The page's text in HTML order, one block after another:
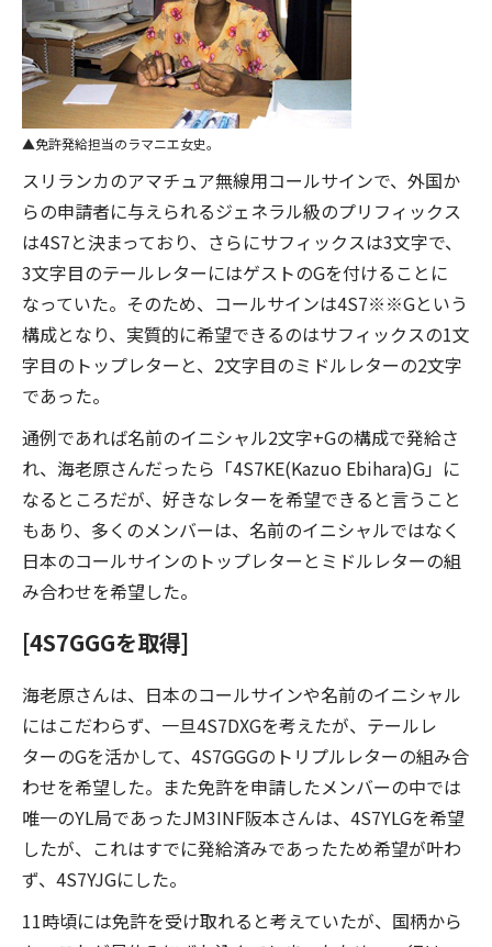
免許発給担当のラマニエ女史。
スリランカのアマチュア無線用コールサインで、外国か
らの申請者に与えられるジェネラル級のプリフィックス
は4S7と決まっており、さらにサフィックスは3文字で、
3文字目のテールレターにはゲストのGを付けることに
なっていた。そのため、コールサインは4S7※※Gという
構成となり、実質的に希望できるのはサフィックスの1文
字目のトップレターと、2文字目のミドルレターの2文字
であった。
通例であれば名前のイニシャル2文字+Gの構成で発給さ
れ、海老原さんだったら「4S7KE(Kazuo Ebihara)G」に
なるところだが、好きなレターを希望できると言うこと
もあり、多くのメンバーは、名前のイニシャルではなく
日本のコールサインのトップレターとミドルレターの組
み合わせを希望した。
[4S7GGGを取得]
海老原さんは、日本のコールサインや名前のイニシャル
にはこだわらず、一旦4S7DXGを考えたが、テールレ
ターのGを活かして、4S7GGGのトリプルレターの組み合
わせを希望した。また免許を申請したメンバーの中では
唯一のYL局であったJM3INF阪本さんは、4S7YLGを希望
したが、これはすでに発給済みであったため希望が叶わ
ず、4S7YJGにした。
11時頃には免許を受け取れると考えていたが、国柄から